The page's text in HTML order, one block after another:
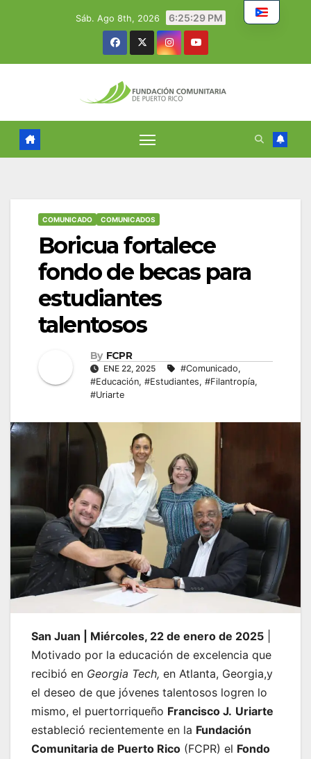
Sáb. Ago 8th, 2026 6:25:30 PM
COMUNICADO COMUNICADOS
Boricua fortalece
fondo de becas para
estudiantes
talentosos
By FCPR
ENE 22, 2025 #Comunicado,
#Educación, #Estudiantes, #Filantropía,
#Uriarte
San Juan | Miércoles, 22 de enero de 2025
Motivado por la educación de excelencia que
recibió en Georgia Tech, en Atlanta, Georgia,y
el deseo de que jóvenes talentosos logren lo
mismo, el puertorriqueño Francisco J. Uriarte
estableció recientemente en la Fundación
Comunitaria de Puerto Rico (FCPR) el Fondo